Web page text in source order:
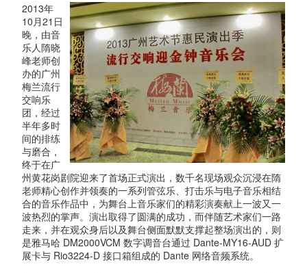
2013年
10月21日
晚，由音
乐人隋晓
峰老师创
办的广州
梅兰流行
交响乐
团，经过
半年多时
间的排练
与磨合，
终于在广
州黄花岗剧院迎来了首场正式演出，数千名现场观众沉浸在隋
老师精心创作并领奏的一系列管弦乐、打击乐与电子音乐相结
合的音乐作品中，为舞台上音乐家们的精彩演奏献上一波又一
波热烈的掌声。演出取得了圆满的成功，而伴随艺术家们一路
走来，并在观众身后以及舞台侧面默默支撑起整场演出的，则
是雅马哈 DM2000VCM 数字调音台通过 Dante-MY16-AUD 扩
展卡与 Rio3224-D 接口箱组成的 Dante 网络音频系统。